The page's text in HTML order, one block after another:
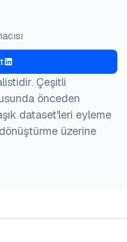
Yorum Kazıyıcı
aimultiple.com/
tarihi: 23 Nisan
Çeşitli
önceden
dataset'leri eyleme
üzerine